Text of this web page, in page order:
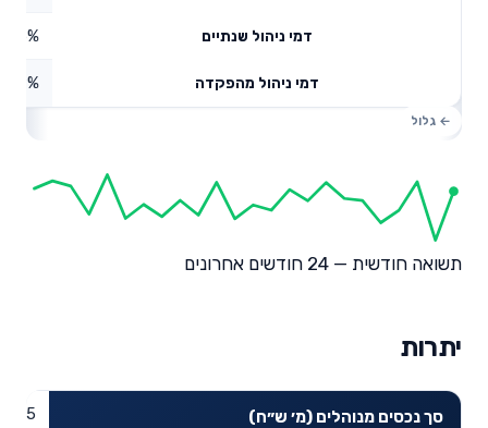
דמי ניהול שנתיים
דמי ניהול מהפקדה
תשואה חודשית — 24 חודשים אחרונים
יתרות
סך נכסים מנוהלים (מ׳ ש״ח)